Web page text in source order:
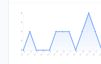
1
1
2
2
Jul 10 Jul 11 Jul 12 Jul 13 Jul 14 Jul 15 Jul 16 Jul 17 Jul 18 Jul 19 Jul 20 Jul 21